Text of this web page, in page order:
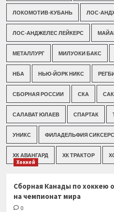
ЛОКОМОТИВ-КУБАНЬ ЛОС-
ЛОС-АНДЖЕЛЕС ЛЕЙКЕРС
МЕТАЛЛУРГ МИЛУОКИ БАКС
НБА НЬЮ-ЙОРК НИКС
СБОРНАЯ РОССИИ СКА
САЛАВАТ ЮЛАЕВ СПАРТАК
УНИКС ФИЛАДЕЛЬФИЯ СИКСЕРС
ХК АВАНГАРД ХК ТРАКТОР
Хоккей
Сборная Канады по хоккею
на чемпионат мира
0